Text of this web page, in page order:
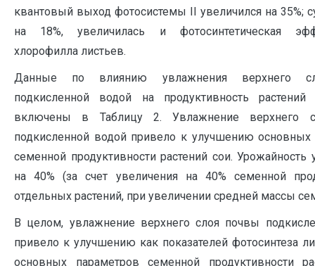
квантовый выход фотосистемы II увеличился на 35%;
на 18%, увеличилась и фотосинтетическая
хлорофилла листьев.
Данные по влиянию увлажнения верхнего
подкисленной водой на продуктивность растений
включены в Таблицу 2. Увлажнение верхнего
подкисленной водой привело к улучшению основных
семенной продуктивности растений сои. Урожайность
на 40% (за счет увеличения на 40% семенной
отдельных растений, при увеличении средней массы
В целом, увлажнение верхнего слоя почвы
привело к улучшению как показателей фотосинтеза
основных параметров семенной продуктивности